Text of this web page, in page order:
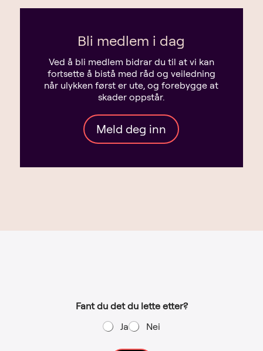
Bli medlem i dag
Ved å bli medlem bidrar du til at vi kan
fortsette å bistå med råd og veiledning
når ulykken først er ute, og forebygge at
skader oppstår.
Meld deg inn
Fant du det du lette etter?
Ja
Nei